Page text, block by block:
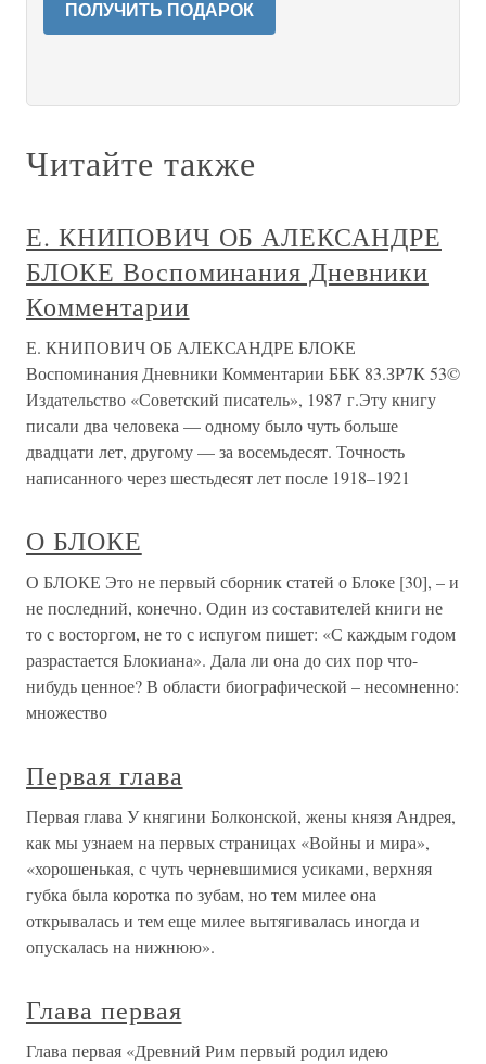
ПОЛУЧИТЬ ПОДАРОК
Читайте также
Е. КНИПОВИЧ ОБ АЛЕКСАНДРЕ
БЛОКЕ Воспоминания Дневники
Комментарии
Е. КНИПОВИЧ ОБ АЛЕКСАНДРЕ БЛОКЕ
Воспоминания Дневники Комментарии ББК 83.ЗР7К 53©
Издательство «Советский писатель», 1987 г.Эту книгу
писали два человека — одному было чуть больше
двадцати лет, другому — за восемьдесят. Точность
написанного через шестьдесят лет после 1918–1921
О БЛОКЕ
О БЛОКЕ Это не первый сборник статей о Блоке [30], – и
не последний, конечно. Один из составителей книги не
то с восторгом, не то с испугом пишет: «С каждым годом
разрастается Блокиана». Дала ли она до сих пор что-
нибудь ценное? В области биографической – несомненно:
множество
Первая глава
Первая глава У княгини Болконской, жены князя Андрея,
как мы узнаем на первых страницах «Войны и мира»,
«хорошенькая, с чуть черневшимися усиками, верхняя
губка была коротка по зубам, но тем милее она
открывалась и тем еще милее вытягивалась иногда и
опускалась на нижнюю».
Глава первая
Глава первая «Древний Рим первый родил идею